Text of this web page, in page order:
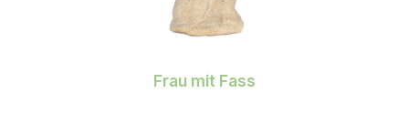
Frau mit Fass